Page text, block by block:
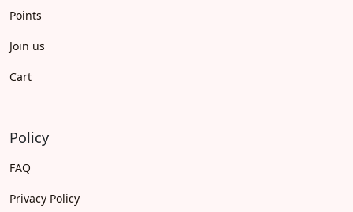
Points
Join us
Cart
Policy
FAQ
Privacy Policy